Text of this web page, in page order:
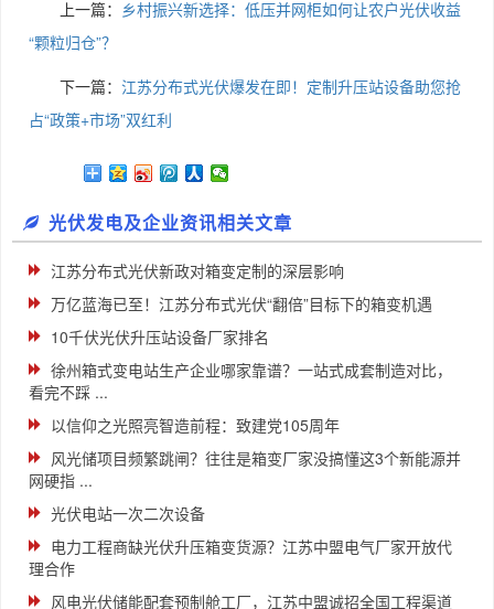
上一篇： 乡村振兴新选择：低压并网柜如何让农户光伏收益
“颗粒归仓”？
下一篇： 江苏分布式光伏爆发在即！定制升压站设备助您抢
占“政策+市场”双红利
光伏发电及企业资讯相关文章
江苏分布式光伏新政对箱变定制的深层影响
万亿蓝海已至！江苏分布式光伏“翻倍”目标下的箱变机遇
10千伏光伏升压站设备厂家排名
徐州箱式变电站生产企业哪家靠谱？一站式成套制造对比，
看完不踩 ...
以信仰之光照亮智造前程：致建党105周年
风光储项目频繁跳闸？往往是箱变厂家没搞懂这3个新能源并
网硬指 ...
光伏电站一次二次设备
电力工程商缺光伏升压箱变货源？江苏中盟电气厂家开放代
理合作
风电光伏储能配套预制舱工厂，江苏中盟诚招全国工程渠道